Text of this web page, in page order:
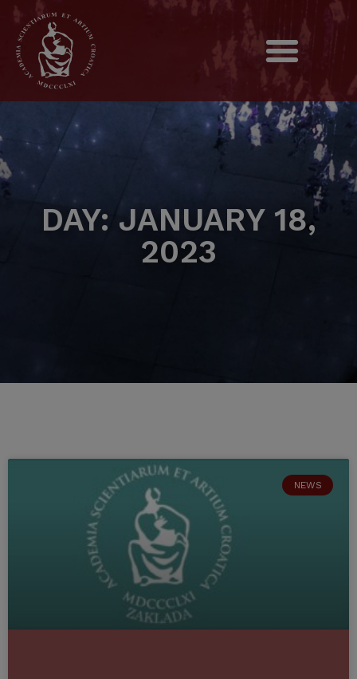
DAY: JANUARY 18,
2023
NEWS